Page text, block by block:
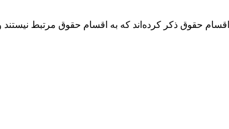
در ضمن بحث اقسام حقوق ذکر کرده‌اند که به اقسام حقوق